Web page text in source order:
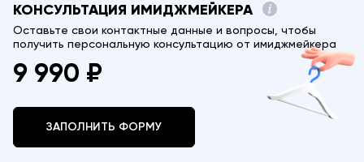
КОНСУЛЬТАЦИЯ ИМИДЖМЕЙКЕРА
Оставьте свои контактные данные и вопросы, чтобы
получить персональную консультацию от имиджмейкера
9 990 ₽
ЗАПОЛНИТЬ ФОРМУ